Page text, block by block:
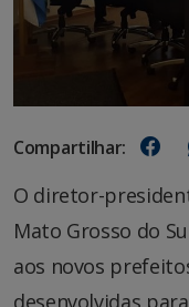
Compartilhar:
O diretor-
Mato Grosso do
aos novos
desenvolvidas